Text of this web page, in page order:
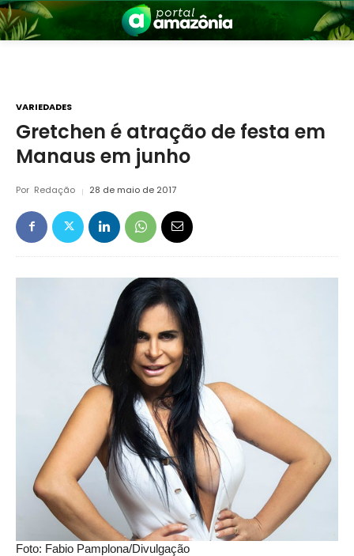
VARIEDADES
Gretchen é atração de festa em
Manaus em junho
Por Redação 28 de maio de 2017
Foto: Fabio Pamplona/Divulgação